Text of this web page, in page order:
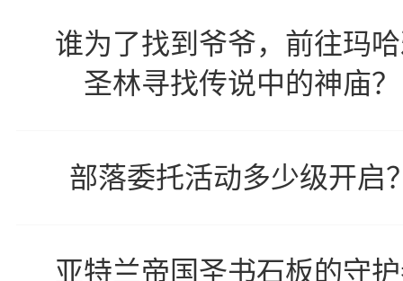
谁为了找到爷爷，前往玛
圣林寻找传说中的神庙？
部落委托活动多少级开启
亚特兰帝国圣书石板的守